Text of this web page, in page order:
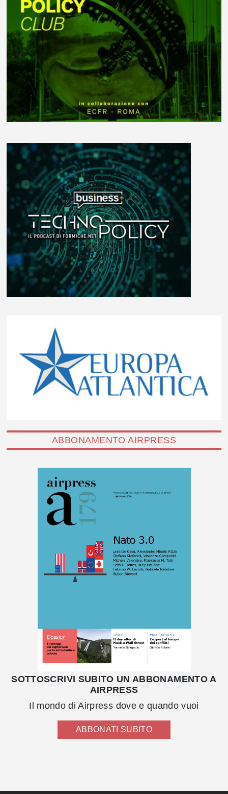
ABBONAMENTO AIRPRESS
SOTTOSCRIVI SUBITO UN ABBONAMENTO A
AIRPRESS
Il mondo di Airpress dove e quando vuoi
ABBONATI SUBITO